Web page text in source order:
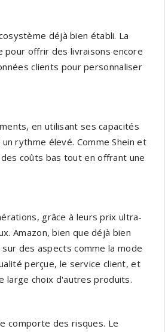
déjà bien établi. La
pour offrir des livraisons encore
clients pour personnaliser
en utilisant ses capacités
rythme élevé. Comme Shein et
coûts bas tout en offrant une
grâce à leurs prix ultra-
Amazon, bien que déjà bien
des aspects comme la mode
perçue, le service client, et
large choix d'autres produits.
comporte des risques. Le